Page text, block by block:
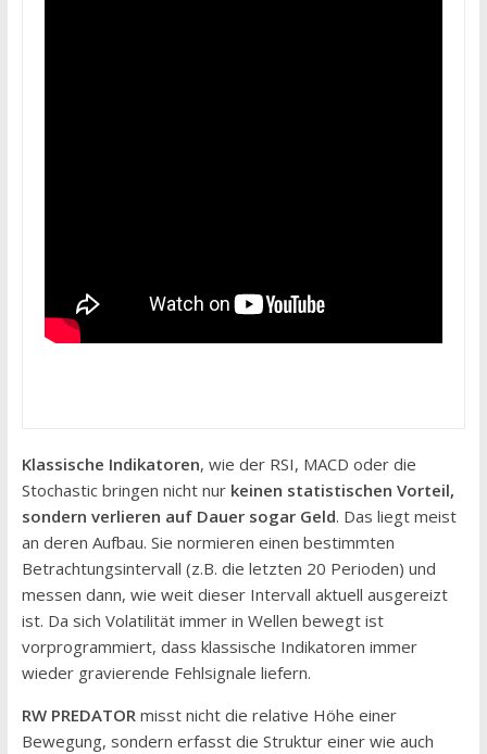
Klassische Indikatoren, wie der RSI, MACD oder die
Stochastic bringen nicht nur keinen statistischen Vorteil,
sondern verlieren auf Dauer sogar Geld. Das liegt meist
an deren Aufbau. Sie normieren einen bestimmten
Betrachtungsintervall (z.B. die letzten 20 Perioden) und
messen dann, wie weit dieser Intervall aktuell ausgereizt
ist. Da sich Volatilität immer in Wellen bewegt ist
vorprogrammiert, dass klassische Indikatoren immer
wieder gravierende Fehlsignale liefern.
RW PREDATOR misst nicht die relative Höhe einer
Bewegung, sondern erfasst die Struktur einer wie auch